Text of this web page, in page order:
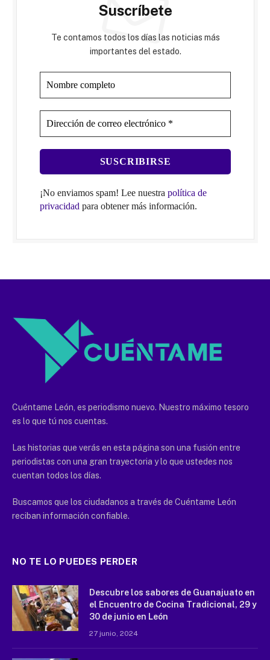
Suscríbete
Te contamos todos los días las noticias más
importantes del estado.
¡No enviamos spam! Lee nuestra política de
privacidad para obtener más información.
Cuéntame León, es periodismo nuevo. Nuestro máximo tesoro
es lo que tú nos cuentas.
Las historias que verás en esta página son una fusión entre
periodistas con una gran trayectoria y lo que ustedes nos
cuentan todos los días.
Buscamos que los ciudadanos a través de Cuéntame León
reciban información confiable.
NO TE LO PUEDES PERDER
Descubre los sabores de Guanajuato en
el Encuentro de Cocina Tradicional, 29 y
30 de junio en León
27 junio, 2024